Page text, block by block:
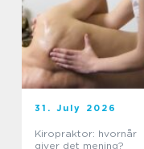
31. July 2026
Kiropraktor: hvornår
giver det mening?